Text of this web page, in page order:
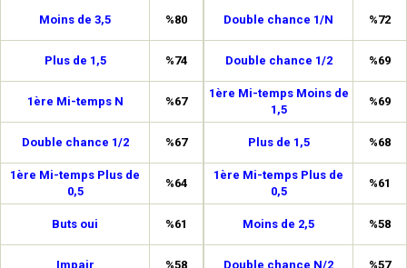
Moins de 3,5 %80
Plus de 1,5 %74
1ère Mi-temps N %67
Double chance 1/2 %67
1ère Mi-temps Plus de
0,5
%64
Buts oui %61
Impair %58
Double chance 1/N %72
Double chance 1/2 %69
1ère Mi-temps Moins de
1,5
%69
Plus de 1,5 %68
1ère Mi-temps Plus de
0,5
%61
Moins de 2,5 %58
Double chance N/2 %57